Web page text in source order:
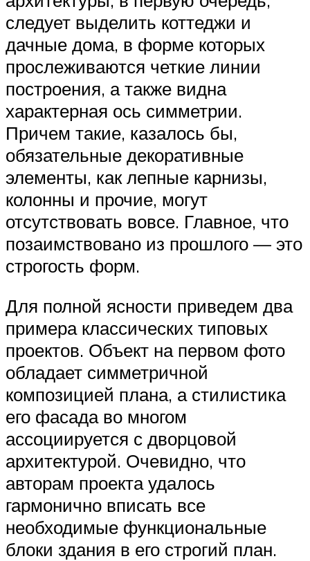
следует выделить коттеджи и
дачные дома, в форме которых
прослеживаются четкие линии
построения, а также видна
характерная ось симметрии.
Причем такие, казалось бы,
обязательные декоративные
элементы, как лепные карнизы,
колонны и прочие, могут
отсутствовать вовсе. Главное, что
позаимствовано из прошлого — это
строгость форм.
Для полной ясности приведем два
примера классических типовых
проектов. Объект на первом фото
обладает симметричной
композицией плана, а стилистика
его фасада во многом
ассоциируется с дворцовой
архитектурой. Очевидно, что
авторам проекта удалось
гармонично вписать все
необходимые функциональные
блоки здания в его строгий план.